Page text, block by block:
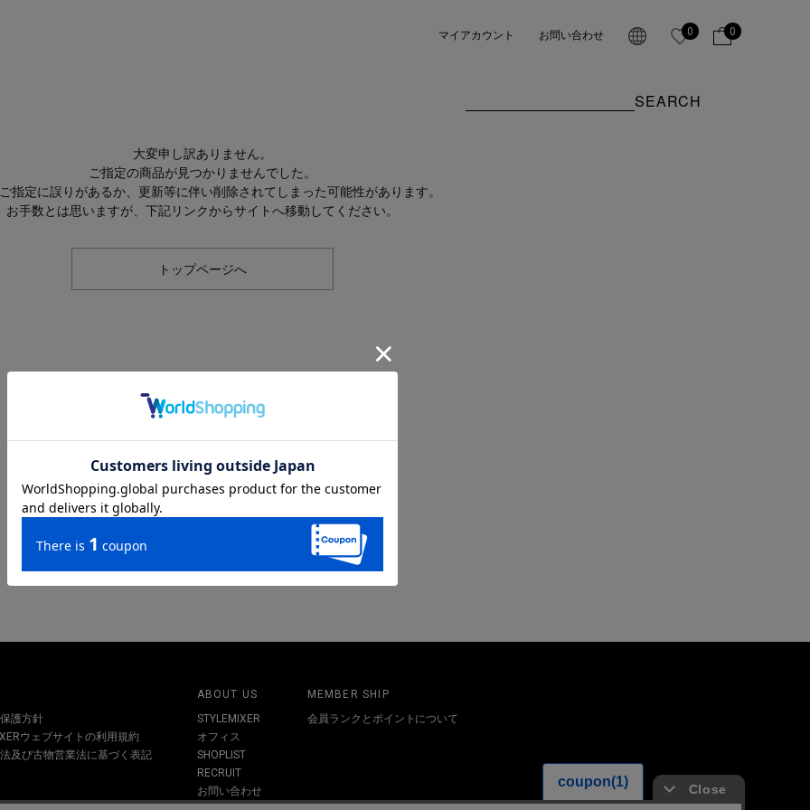
マイアカウント お問い合わせ 0 0
SEARCH
大変申し訳ありません。
ご指定の商品が見つかりませんでした。
指定に誤りがあるか、更新等に伴い削除されてしまった可能性があります。
お手数とは思いますが、下記リンクからサイトへ移動してください。
トップページへ
護方針
ウェブサイトの利用規約
及び古物営業法に基づく表記
ABOUT US
STYLEMIXER
オフィス
SHOPLIST
RECRUIT
お問い合わせ
MEMBER SHIP
会員ランクとポイントについて